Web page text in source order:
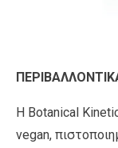
Η Botanical
vegan,